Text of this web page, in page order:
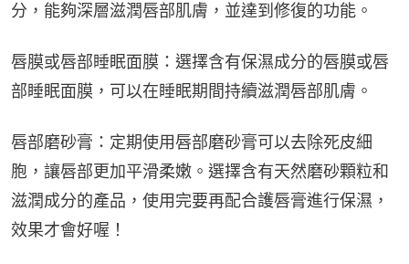
分，能夠深層滋潤唇部肌膚，並達到修復的功能。
唇膜或唇部睡眠面膜：選擇含有保濕成分的唇膜或唇
部睡眠面膜，可以在睡眠期間持續滋潤唇部肌膚。
唇部磨砂膏：定期使用唇部磨砂膏可以去除死皮細
胞，讓唇部更加平滑柔嫩。選擇含有天然磨砂顆粒和
滋潤成分的產品，使用完要再配合護唇膏進行保濕，
效果才會好喔！